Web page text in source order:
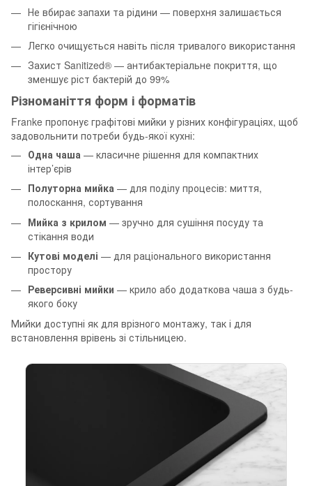
Не вбирає запахи та рідини — поверхня залишається
гігієнічною
Легко очищується навіть після тривалого використання
Захист Sanitized® — антибактеріальне покриття, що
зменшує ріст бактерій до 99%
Різноманіття форм і форматів
Franke пропонує графітові мийки у різних конфігураціях, щоб
задовольнити потреби будь-якої кухні:
Одна чаша — класичне рішення для компактних
інтер’єрів
Полуторна мийка — для поділу процесів: миття,
полоскання, сортування
Мийка з крилом — зручно для сушіння посуду та
стікання води
Кутові моделі — для раціонального використання
простору
Реверсивні мийки — крило або додаткова чаша з будь-
якого боку
Мийки доступні як для врізного монтажу, так і для
встановлення врівень зі стільницею.